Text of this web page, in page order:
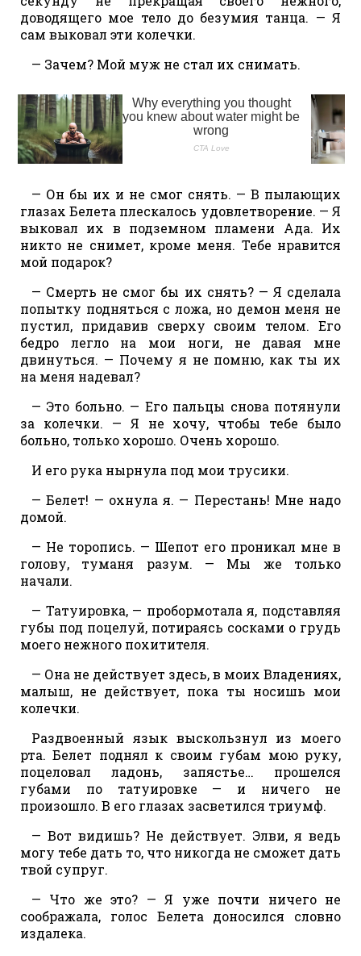
доводящего мое тело до безумия танца. — Я
сам выковал эти колечки.
— Зачем? Мой муж не стал их снимать.
— Он бы их и не смог снять. — В пылающих
глазах Белета плескалось удовлетворение. — Я
выковал их в подземном пламени Ада. Их
никто не снимет, кроме меня. Тебе нравится
мой подарок?
— Смерть не смог бы их снять? — Я сделала
попытку подняться с ложа, но демон меня не
пустил, придавив сверху своим телом. Его
бедро легло на мои ноги, не давая мне
двинуться. — Почему я не помню, как ты их
на меня надевал?
— Это больно. — Его пальцы снова потянули
за колечки. — Я не хочу, чтобы тебе было
больно, только хорошо. Очень хорошо.
И его рука нырнула под мои трусики.
— Белет! — охнула я. — Перестань! Мне надо
домой.
— Не торопись. — Шепот его проникал мне в
голову, туманя разум. — Мы же только
начали.
— Татуировка, — пробормотала я, подставляя
губы под поцелуй, потираясь сосками о грудь
моего нежного похитителя.
— Она не действует здесь, в моих Владениях,
малыш, не действует, пока ты носишь мои
колечки.
Раздвоенный язык выскользнул из моего
рта. Белет поднял к своим губам мою руку,
поцеловал ладонь, запястье… прошелся
губами по татуировке — и ничего не
произошло. В его глазах засветился триумф.
— Вот видишь? Не действует. Элви, я ведь
могу тебе дать то, что никогда не сможет дать
твой супруг.
— Что же это? — Я уже почти ничего не
соображала, голос Белета доносился словно
издалека.